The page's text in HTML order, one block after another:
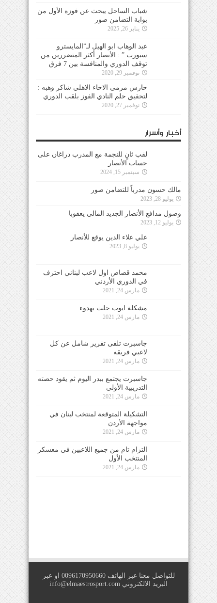
شباب الساحل يبحث عن فوزه الأول من
بوابة التضامن صور
يناير 26, 2025
عبد الوهاب ابو الهيل لـ”المايسترو
سبورت ” : الأنصار أكثر المتضررين من
توقف الدوري والمنافسة بين 7 فرق
نوفمبر 29, 2020
حارس مرمى الاخاء الاهلي شاكر وهبه :
لتحقيق حلم النادي الفوز بلقب الدوري
نوفمبر 27, 2020
أخبار وأسرار
لقب ثانٍ للنجمة مع المدرب دراغان على
حساب الأنصار
سبتمبر 15, 2024
مالك حسون مدرباً للتضامن صور
يوليو 28, 2023
وصول مدافع الأنصار الجديد المالي يعقوبا
يوليو 12, 2023
علي علاء الدين يوقع للأنصار
يوليو 8, 2023
محمد قصاص اول لاعب لبناني احترف
في الدوري الأردني
مارس 24, 2021
مشكلة ايوب حلت بهدوء
مارس 24, 2021
جاسبرت تلقى تقرير شامل عن كل
لاعبي فريقه
مارس 24, 2021
جاسبرت يجتمع ببدر اليوم ثم يقود حصته
التدريبية الأولى
مارس 24, 2021
التشكيلة المتوقعة لمنتخب لبنان في
مواجهة الأردن
مارس 24, 2021
التزام تام من جميع اللاعبين في معسكر
المنتخب الأول
مارس 24, 2021
للتواصل معنا عبر الهاتف 0096170950660 او عبر
البريد الالكتروني info@elmaestrosport.com